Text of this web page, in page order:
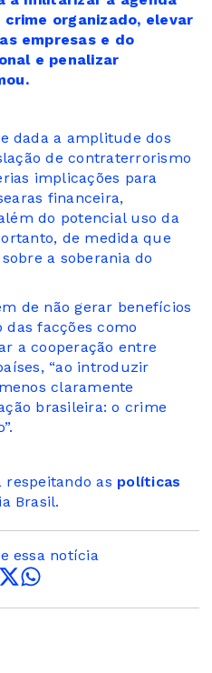
organizado, elevar
empresas e do
e penalizar
dada a amplitude dos
de contraterrorismo
implicações para
financeira,
do potencial uso da
de medida que
a soberania do
de não gerar benefícios
das facções como
a cooperação entre
“ao introduzir
claramente
brasileira: o crime
as políticas
Brasil.
essa notícia